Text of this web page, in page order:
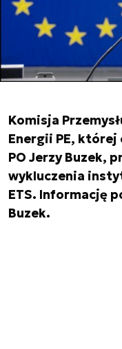
Komisja
Energii PE, której
PO Jerzy Buzek,
wykluczenia
ETS. Informację
Buzek.